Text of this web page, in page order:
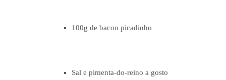
100g de bacon picadinho
Sal e pimenta-do-reino a gosto